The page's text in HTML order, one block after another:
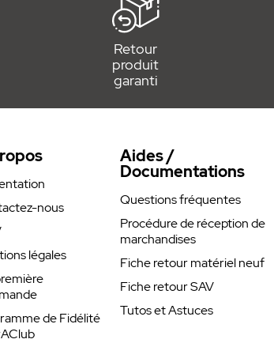
10 mm garantit un rendu esthétique et
inoxydable de qualité pour un style
comme sur les systèmes câblés La
à l'équipement ultérieur
à DIN 49073-1 Souplesse
de l’automatisme de porte, de la porte
d'alarme
Retour
produit
garanti
nous
légales
de Fidélité
Aides /
Documentations
Questions fréquentes
Procédure de réception de
marchandises
Fiche retour matériel neuf
Fiche retour SAV
Tutos et Astuces